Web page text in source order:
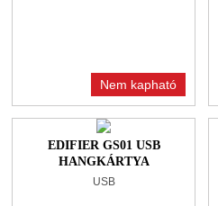
Nem kapható
EDIFIER GS01 USB
HANGKÁRTYA
USB